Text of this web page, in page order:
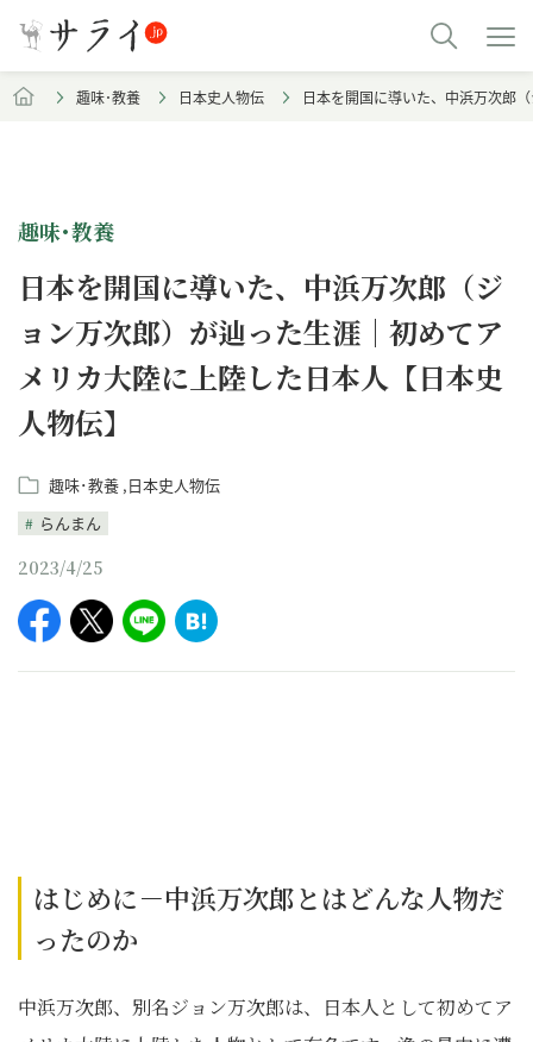
趣味･教養 日本史人物伝 日本を開国に導いた、中浜万次郎
趣味･教養
日本を開国に導いた、中浜万次郎（ジ
ョン万次郎）が辿った生涯｜初めてア
メリカ大陸に上陸した日本人【日本史
人物伝】
趣味･教養 日本史人物伝
らんまん
2023/4/25
はじめに－中浜万次郎とはどんな人物だ
ったのか
中浜万次郎、別名ジョン万次郎は、日本人として初めてア